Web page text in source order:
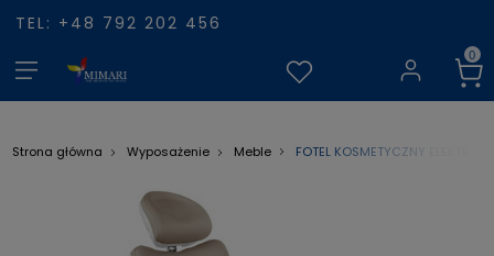
TEL: +48 792 202 456
Strona główna Wyposażenie Meble FOTEL KOSMETYCZNY ELEKTR.